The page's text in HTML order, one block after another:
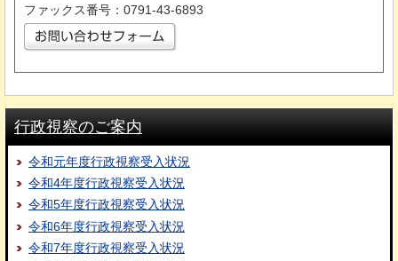
ファックス番号：0791-43-6893
行政視察のご案内
令和元年度行政視察受入状況
令和4年度行政視察受入状況
令和5年度行政視察受入状況
令和6年度行政視察受入状況
令和7年度行政視察受入状況